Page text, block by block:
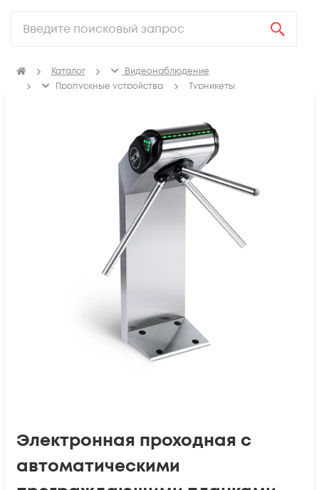
Каталог
Видеонаблюдение
Пропускные устройства
Турникеты
Электронная проходная с
автоматическими